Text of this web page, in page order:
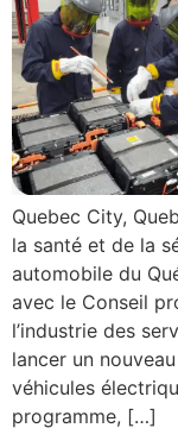
Quebec City,
la santé et de la
automobile du
avec le Conseil
l’industrie des
lancer un
véhicules
programme, […]